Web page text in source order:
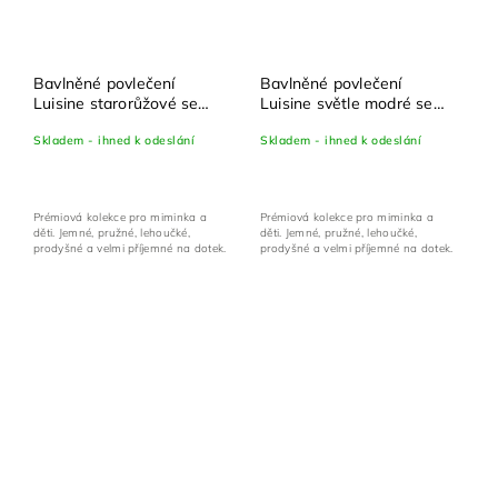
Bavlněné povlečení
Luisine starorůžové se
100x135 cm + 40x60 cm
Skladem - ihned k odeslání
Prémiová kolekce pro miminka a
děti. Jemné, pružné, lehoučké,
prodyšné a velmi příjemné na dotek.
Bavlněné povlečení
Luisine světle modré se
100x135 cm + 40x60 cm
Skladem - ihned k odeslání
Prémiová kolekce pro miminka a
děti. Jemné, pružné, lehoučké,
prodyšné a velmi příjemné na dotek.